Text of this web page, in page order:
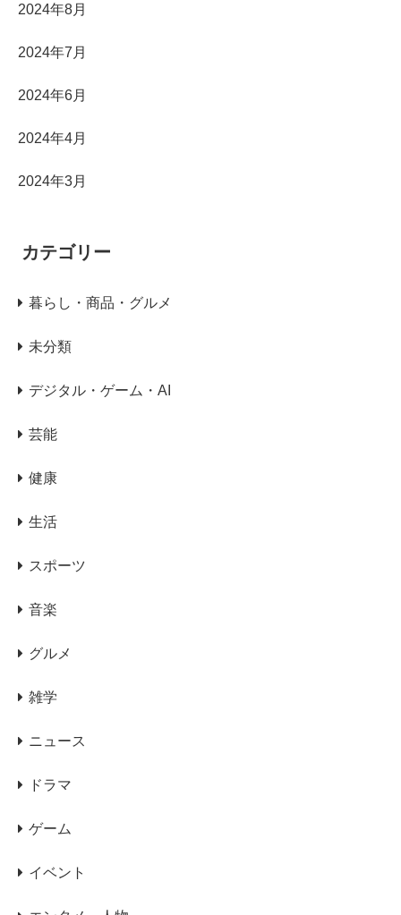
2024年8月
2024年7月
2024年6月
2024年4月
2024年3月
カテゴリー
暮らし・商品・グルメ
未分類
デジタル・ゲーム・AI
芸能
健康
生活
スポーツ
音楽
グルメ
雑学
ニュース
ドラマ
ゲーム
イベント